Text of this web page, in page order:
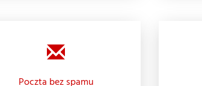
Poczta bez spamu